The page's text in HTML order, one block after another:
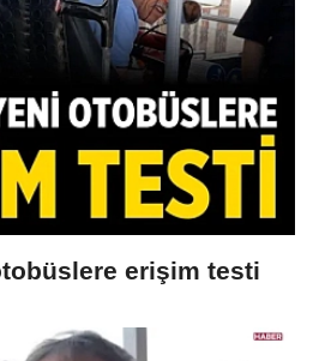
erişim testi